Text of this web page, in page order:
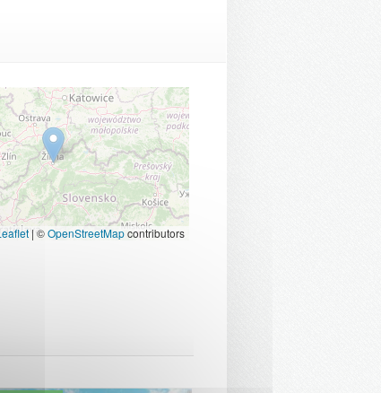
| ©OpenStreetMapcontributors